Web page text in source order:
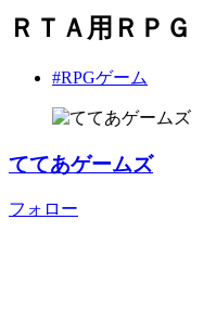
ＲＴＡ用ＲＰＧ
#RPGゲーム
ててあゲームズ
フォロー